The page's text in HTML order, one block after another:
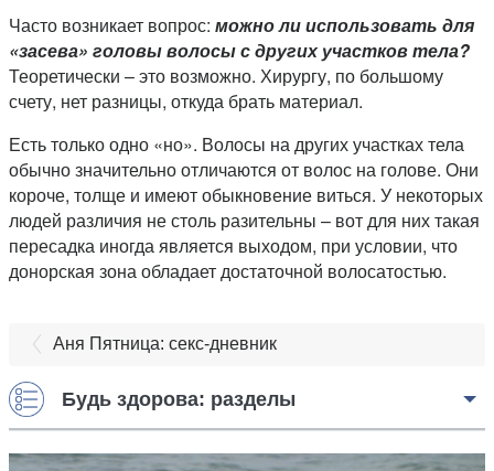
Часто возникает вопрос: можно ли использовать для
«засева» головы волосы с других участков тела?
Теоретически – это возможно. Хирургу, по большому
счету, нет разницы, откуда брать материал.
Есть только одно «но». Волосы на других участках тела
обычно значительно отличаются от волос на голове. Они
короче, толще и имеют обыкновение виться. У некоторых
людей различия не столь разительны – вот для них такая
пересадка иногда является выходом, при условии, что
донорская зона обладает достаточной волосатостью.
Аня Пятница: секс-дневник
Будь здорова: разделы